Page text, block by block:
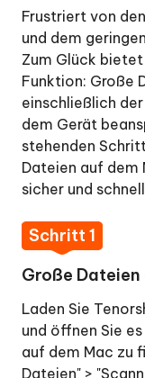
Dateien
auf
dem
Mac
löscht
Wie
man
ähnliche
auf
dem
Mac
So
deinstallieren
Frustriert von
und dem
Zum Glück
Funktion: Große
einschließlich
dem Gerät
stehenden
Dateien auf dem
sicher und
Schritt 1
Große
Laden Sie
und öffnen Sie
auf dem Mac zu
Dateien" >